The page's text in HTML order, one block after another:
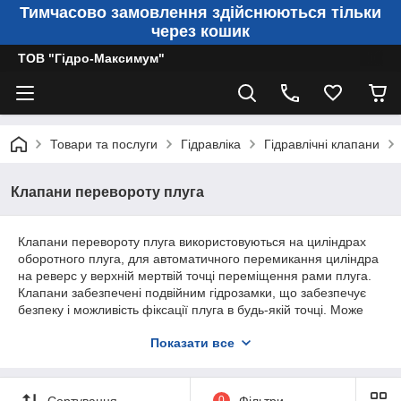
Тимчасово замовлення здійснюються тільки
через кошик
ТОВ "Гідро-Максимум"
Товари та послуги Гідравліка Гідравлічні клапани
Клапани перевороту плуга
Клапани перевороту плуга використовуються на циліндрах
оборотного плуга, для автоматичного перемикання циліндра
на реверс у верхній мертвій точці переміщення рами плуга.
Клапани забезпечені подвійним гідрозамки, що забезпечує
безпеку і можливість фіксації плуга в будь-якій точці. Може
гідроциліндрами діаметрами поршня 40-100 мм
Показати все